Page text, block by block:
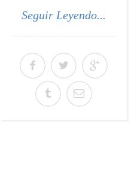
Seguir Leyendo...